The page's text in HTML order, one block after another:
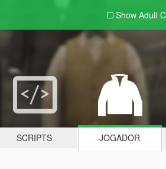
Show Adult
SCRIPTS JOGADOR